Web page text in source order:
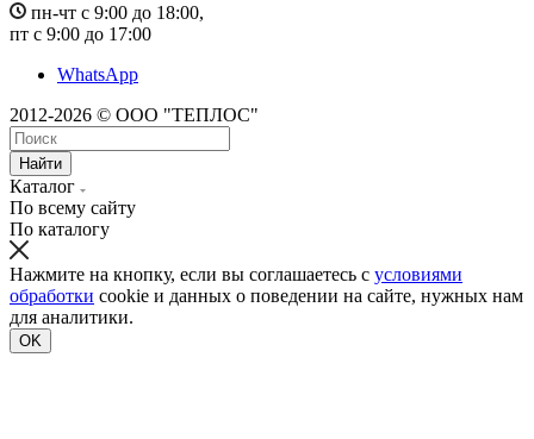
пн-чт с 9:00 до 18:00,
пт с 9:00 до 17:00
WhatsApp
2012-2026 © ООО "ТЕПЛОС"
Найти
Каталог
По всему сайту
По каталогу
Нажмите на кнопку, если вы соглашаетесь с условиями
обработки cookie и данных о поведении на сайте, нужных нам
для аналитики.
OK